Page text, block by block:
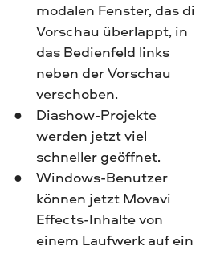
modalen Fenster, das die
Vorschau überlappt, in
das Bedienfeld links
neben der Vorschau
verschoben.
Diashow-Projekte
werden jetzt viel
schneller geöffnet.
Windows-Benutzer
können jetzt Movavi
Effects-Inhalte von
einem Laufwerk auf ein